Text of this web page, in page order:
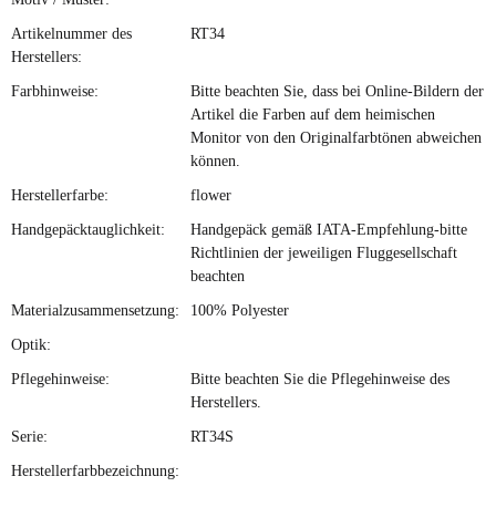
Artikelnummer des
Herstellers:
RT34
Farbhinweise:
Bitte beachten Sie, dass bei Online-Bildern der
Artikel die Farben auf dem heimischen
Monitor von den Originalfarbtönen abweichen
können.
Herstellerfarbe: flower
Handgepäcktauglichkeit:
Handgepäck gemäß IATA-Empfehlung-bitte
Richtlinien der jeweiligen Fluggesellschaft
beachten
Materialzusammensetzung: 100% Polyester
Optik:
Pflegehinweise:
Bitte beachten Sie die Pflegehinweise des
Herstellers.
Serie: RT34S
Herstellerfarbbezeichnung: